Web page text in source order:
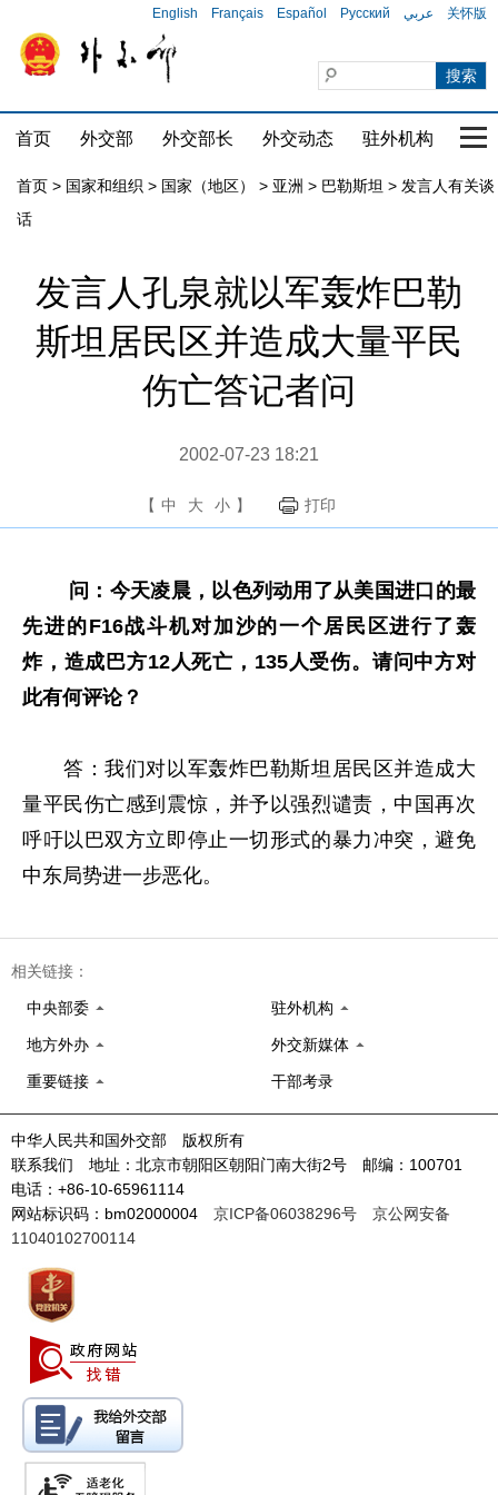
English Français Español Русский عربي 关怀版
首页 外交部 外交部长 外交动态 驻外机构 国
首页 > 国家和组织 > 国家（地区） > 亚洲 > 巴勒斯坦 > 发言人有关谈
话
发言人孔泉就以军轰炸巴勒
斯坦居民区并造成大量平民
伤亡答记者问
2002-07-23 18:21
【 中 大 小 】 打印
问：今天凌晨，以色列动用了从美国进口的最
先进的F16战斗机对加沙的一个居民区进行了轰
炸，造成巴方12人死亡，135人受伤。请问中方对
此有何评论？
答：我们对以军轰炸巴勒斯坦居民区并造成大
量平民伤亡感到震惊，并予以强烈谴责，中国再次
呼吁以巴双方立即停止一切形式的暴力冲突，避免
中东局势进一步恶化。
相关链接：
中央部委 驻外机构
地方外办 外交新媒体
重要链接 干部考录
中华人民共和国外交部 版权所有
联系我们 地址：北京市朝阳区朝阳门南大街2号 邮编：100701
电话：+86-10-65961114
网站标识码：bm02000004 京ICP备06038296号
京公网安备
11040102700114